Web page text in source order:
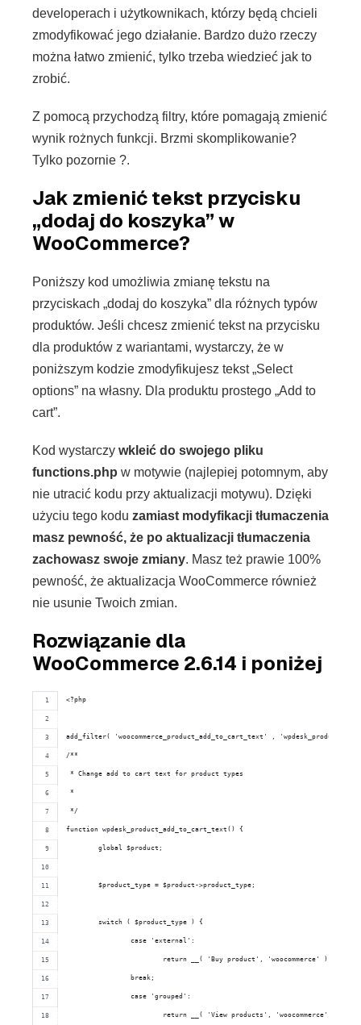
developerach i użytkownikach, którzy będą chcieli
zmodyfikować jego działanie. Bardzo dużo rzeczy
można łatwo zmienić, tylko trzeba wiedzieć jak to
zrobić.
Z pomocą przychodzą filtry, które pomagają zmienić
wynik rożnych funkcji. Brzmi skomplikowanie?
Tylko pozornie ?.
Jak zmienić tekst przycisku
„dodaj do koszyka” w
WooCommerce?
Poniższy kod umożliwia zmianę tekstu na
przyciskach „dodaj do koszyka” dla różnych typów
produktów. Jeśli chcesz zmienić tekst na przycisku
dla produktów z wariantami, wystarczy, że w
poniższym kodzie zmodyfikujesz tekst „Select
options” na własny. Dla produktu prostego „Add to
cart”.
Kod wystarczy wkleić do swojego pliku
functions.php w motywie (najlepiej potomnym, aby
nie utracić kodu przy aktualizacji motywu). Dzięki
użyciu tego kodu zamiast modyfikacji tłumaczenia
masz pewność, że po aktualizacji tłumaczenia
zachowasz swoje zmiany. Masz też prawie 100%
pewność, że aktualizacja WooCommerce również
nie usunie Twoich zmian.
Rozwiązanie dla
WooCommerce 2.6.14 i poniżej
<?php
add_filter( 'woocommerce_product_add_to_cart_text' ,
/**
* Change add to cart text for product types
*
*/
function wpdesk_product_add_to_cart_text() {
	global $product;
	$product_type = $product->product_type;
	switch ( $product_type ) {
		case 'external':
			return __( 'Buy product', 'woocommerce' );
		break;
		case 'grouped':
			return __( 'View products', 'woocommerce' );